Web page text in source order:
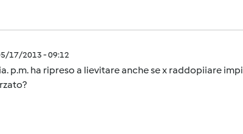
17/2013 - 09:12
p.m. ha ripreso a lievitare anche se x raddopiiare